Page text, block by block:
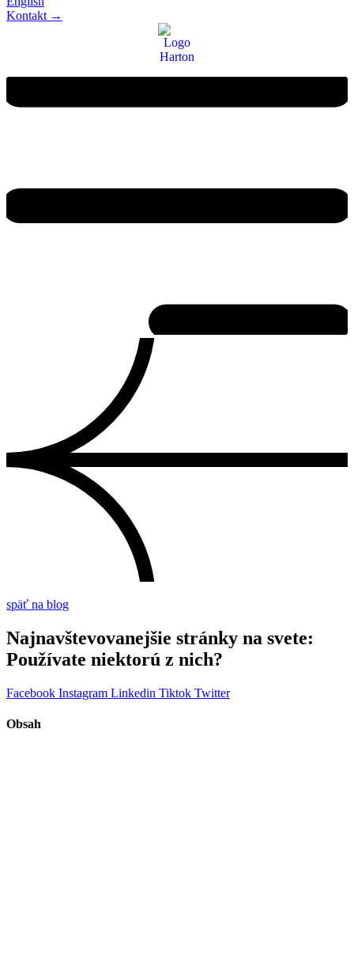
Kontakt →
späť na blog
Najnavštevovanejšie stránky na svete:
Používate niektorú z nich?
Facebook Instagram Linkedin Tiktok Twitter
Obsah